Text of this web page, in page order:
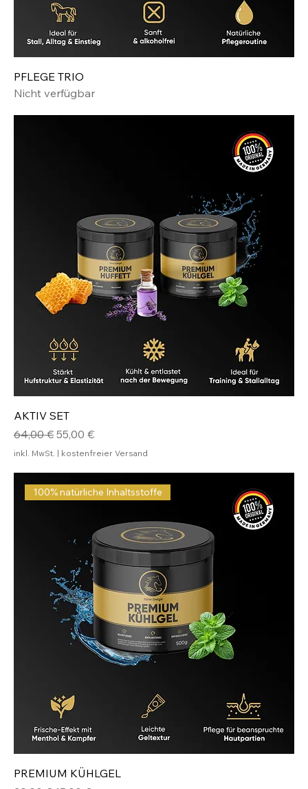
PFLEGE TRIO
Nicht verfügbar
AKTIV SET
Standardpreis
64,00 € Sale-Preis
55,00 €
inkl. MwSt. | kostenfreier Versand
100% natürliche Inhaltsstoffe
PREMIUM KÜHLGEL